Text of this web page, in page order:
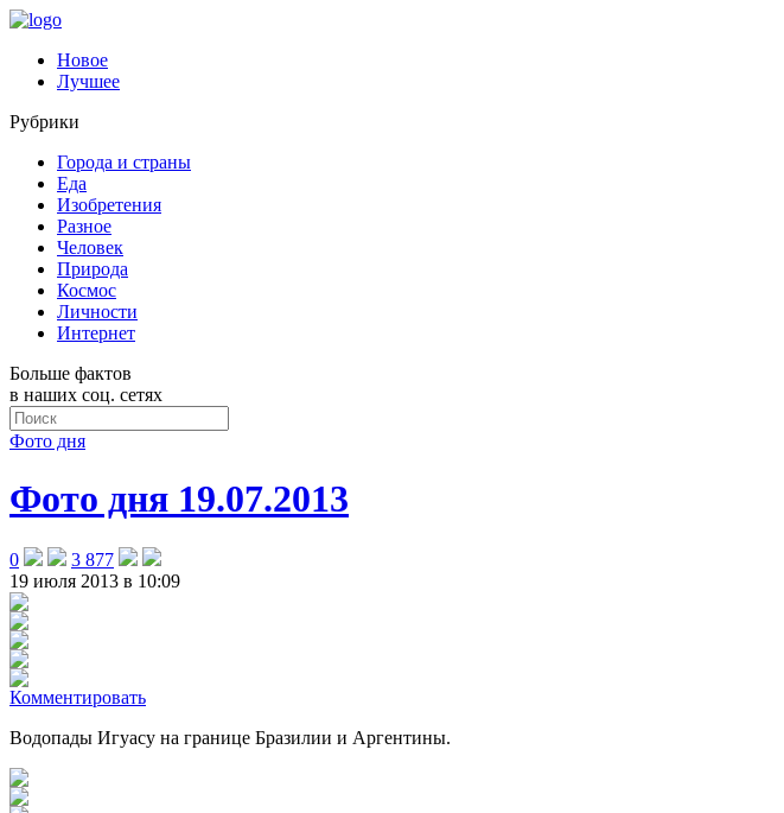
Новое
Лучшее
Рубрики
Города и страны
Еда
Изобретения
Разное
Человек
Природа
Космос
Личности
Интернет
Больше фактов
в наших соц. сетях
Фото дня
Фото дня 19.07.2013
0
3 877
19 июля 2013 в 10:09
Комментировать
Водопады Игуасу на границе Бразилии и Аргентины.